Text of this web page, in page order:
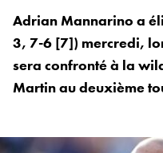
Adrian Mannarino a
3, 7-6 [7]) mercredi,
sera confronté à la
Martin au deuxième